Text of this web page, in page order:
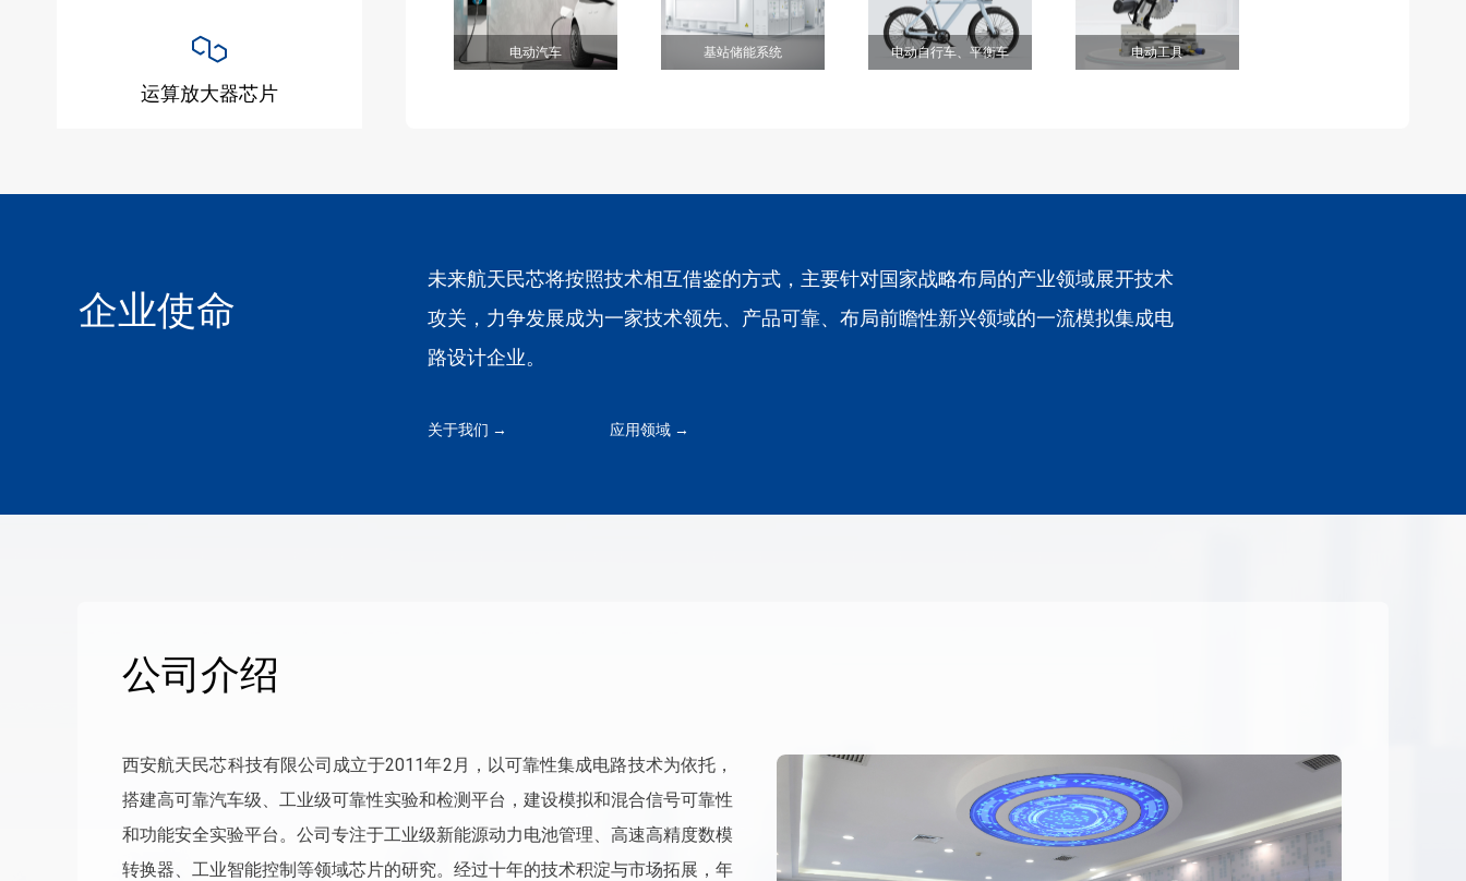
运算放大器芯片
电动汽车 基站储能系统 电动自行车、平衡车 电动工具
企业使命
未来航天民芯将按照技术相互借鉴的方式，主要针对国家战略布局的产业领域展开技术
攻关，力争发展成为一家技术领先、产品可靠、布局前瞻性新兴领域的一流模拟集成电
路设计企业。
关于我们 → 应用领域 →
公司介绍
西安航天民芯科技有限公司成立于2011年2月，以可靠性集成电路技术为依托，
搭建高可靠汽车级、工业级可靠性实验和检测平台，建设模拟和混合信号可靠性
和功能安全实验平台。公司专注于工业级新能源动力电池管理、高速高精度数模
转换器、工业智能控制等领域芯片的研究。经过十年的技术积淀与市场拓展，年